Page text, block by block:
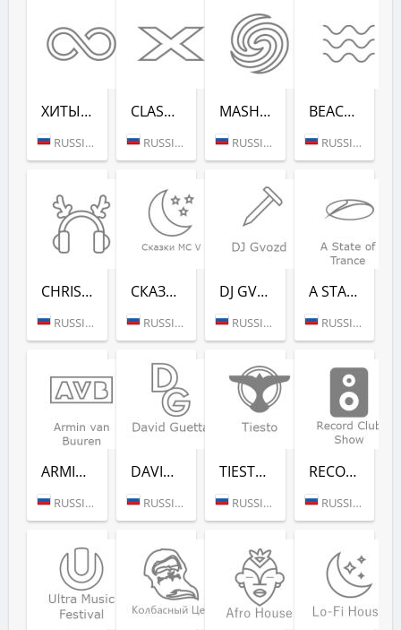
ХИТЫ ВСЕХ ВРЕ­МЕН (RADIO RECORD)
RUSSIA (MOSCOW)
CLASSIX (RADIO RECORD)
RUSSIA (MOSCOW)
MASHUP (РАДИО РЕКОРД)
RUSSIA (MOSCOW)
BEACH PARTY (РАДИО РЕКОРД)
RUSSIA (SAINT PETERSBURG)
CHRISTMAS CHILL (РАДИО РЕКОРД)
RUSSIA (MOSCOW)
СКАЗ­КИ MC V (РАДИО РЕКОРД)
RUSSIA (MOSCOW)
DJ GVOZD - RADIO RECORD
RUSSIA (MOSCOW)
A STATE OF TRANCE - RADIO RECORD
RUSSIA (MOSCOW)
ARMIN VAN BUUREN - RADIO RECORD
RUSSIA (MOSCOW)
DAVID GUETTA - RADIO RECORD
RUSSIA (MOSCOW)
TIESTO - RADIO RECORD
RUSSIA (MOSCOW)
RECORD CLUB SHOW - RADIO RECORD
RUSSIA (MOSCOW)